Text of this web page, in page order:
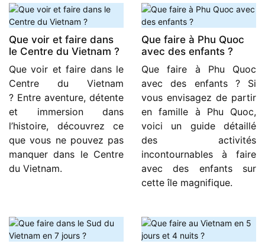
Que voir et faire dans
le Centre du Vietnam ?
Que voir et faire dans le
Centre du Vietnam
? Entre aventure, détente
et immersion dans
l’histoire, découvrez ce
que vous ne pouvez pas
manquer dans le Centre
du Vietnam.
Que faire à Phu Quoc
avec des enfants ?
Que faire à Phu Quoc
avec des enfants ? Si
vous envisagez de partir
en famille à Phu Quoc,
voici un guide détaillé
des activités
incontournables à faire
avec des enfants sur
cette île magnifique.